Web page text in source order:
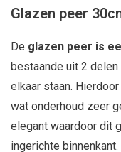
Glazen peer
De glazen peer is
bestaande uit 2
elkaar staan.
wat onderhoud zeer
elegant waardoor dit
ingerichte binnenkant.